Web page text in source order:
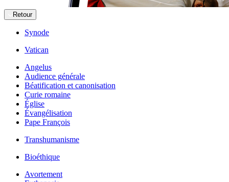
Retour
Synode
Vatican
Angelus
Audience générale
Béatification et canonisation
Curie romaine
Église
Évangélisation
Pape François
Transhumanisme
Bioéthique
Avortement